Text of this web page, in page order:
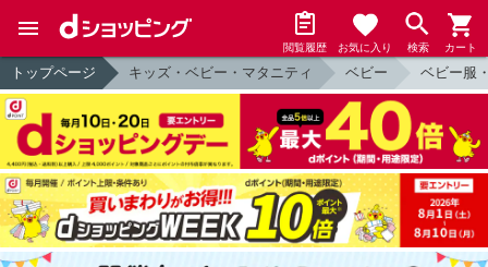
閲覧履歴 お気に入り 検索 カート
トップページ キッズ・ベビー・マタニティ ベビー ベビー服